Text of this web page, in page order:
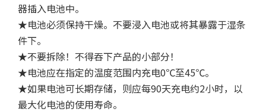
器插入电池中。
★电池必须保持干燥。不要浸入电池或将其暴露于湿条
件下。
★不要拆除！不得吞下产品的小部分！
★电池应在指定的温度范围内充电0℃至45℃。
★如果电池可长期存储，则应每90天充电约2小时，以
最大化电池的使用寿命。